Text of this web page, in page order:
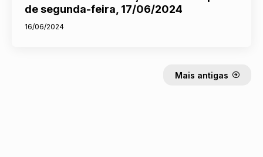
de segunda-feira, 17/06/2024
16/06/2024
Mais antigas